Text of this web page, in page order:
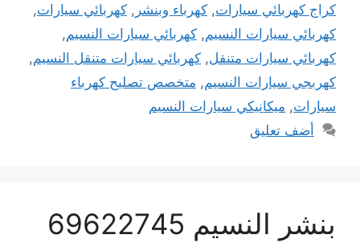
كراج كهربائي سيارات, كهرباء وبنشر , كهربائي سيارات,
كهربائي سيارات النسيم, كهربائي سيارات النسيم,
كهربائي سيارات متنقل, كهربائي سيارات متنقل النسيم,
كهربجي سيارات النسيم, متخصص تصليح كهرباء
سيارات, ميكانيكي سيارات النسيم
أضف تعليق
بنشر النسيم 69622745